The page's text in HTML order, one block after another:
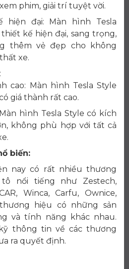
phim, giải trí tuyệt vời.
hiện đại: Màn hình Tesla
kế hiện đại, sang trọng,
thêm vẻ đẹp cho không
xe.
cao: Màn hình Tesla Style
giá thành rất cao.
hình Tesla Style có kích
không phù hợp với tất cả
biến:
nay có rất nhiều thương
nổi tiếng như Zestech,
Winca, Carfu, Ownice,
thương hiệu có những sản
và tính năng khác nhau.
thông tin về các thương
ra quyết định.